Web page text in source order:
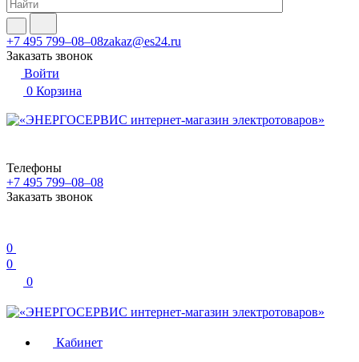
+7 495 799–08–08zakaz@es24.ru
Заказать звонок
Войти
0 Корзина
Телефоны
+7 495 799–08–08
Заказать звонок
0
0
0
Кабинет